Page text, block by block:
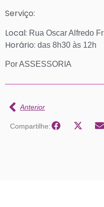
Serviço:
Local: Rua Oscar Alfredo
Horário: das 8h30 às 12h
Por ASSESSORIA
Anterior
Compartilhe: